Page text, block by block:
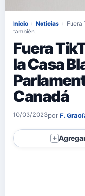
Inicio › Noticias › Fuera
también…
Fuera
la Casa
Canadá
10/03/2023por F.
＋